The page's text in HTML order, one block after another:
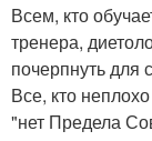
Всем, кто
тренера,
почерпнуть
Все, кто
"нет Предела